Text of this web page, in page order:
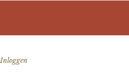
Inloggen